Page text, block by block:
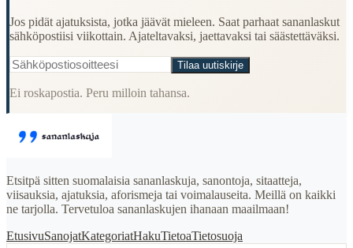
Jos pidät ajatuksista, jotka jäävät mieleen. Saat parhaat sananlaskut
sähköpostiisi viikottain. Ajateltavaksi, jaettavaksi tai säästettäväksi.
Tilaa uutiskirje
Ei roskapostia. Peru milloin tahansa.
Etsitpä sitten suomalaisia sananlaskuja, sanontoja, sitaatteja,
viisauksia, ajatuksia, aforismeja tai voimalauseita. Meillä on kaikki
ne tarjolla. Tervetuloa sananlaskujen ihanaan maailmaan!
EtusivuSanojatKategoriatHakuTietoaTietosuoja